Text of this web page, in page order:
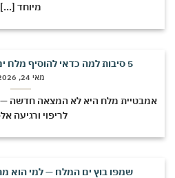
מיוחד [...]
5 סיבות למה כדאי להוסיף מלח ים המלח לאמבטיה שלך
מאי 24, 2026
אמבטיית מלח היא לא המצאה חדשה
לריפוי ורגיעה
שמפו בוץ ים המלח — למי הוא